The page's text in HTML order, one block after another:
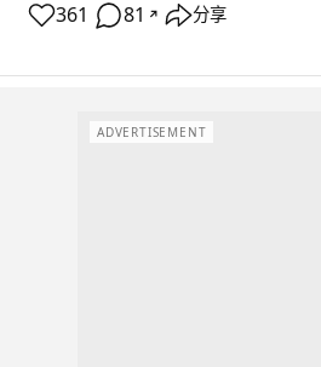
361 81 ↗ 分享
ADVERTISEMENT